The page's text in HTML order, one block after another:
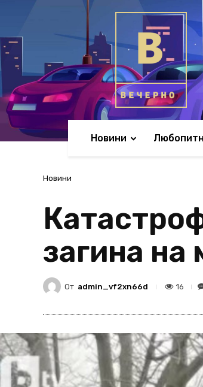
Новини
Новини
загина
От admin_vf2xn66d 16